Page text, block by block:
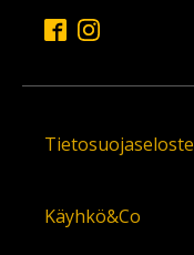
Tietosuojaseloste
Käyhkö&Co